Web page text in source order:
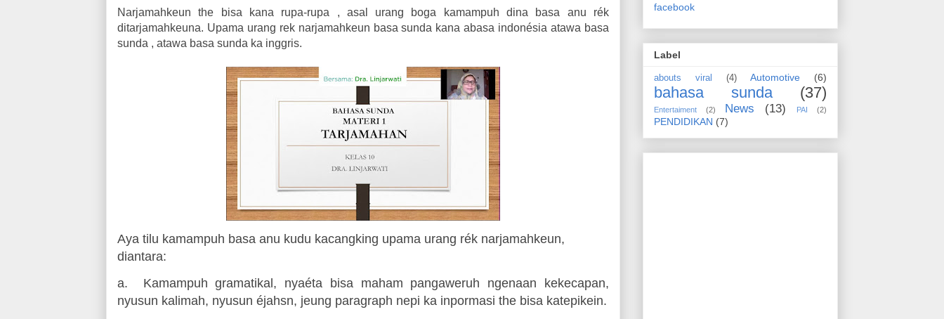
Narjamahkeun the bisa kana rupa-rupa , asal urang boga kamampuh dina basa anu rék
ditarjamahkeuna. Upama urang rek narjamahkeun basa sunda kana abasa indonésia atawa basa
sunda , atawa basa sunda ka inggris.
Aya tilu kamampuh basa anu kudu kacangking upama urang rék narjamahkeun,
diantara:
a. Kamampuh gramatikal, nyaéta bisa maham pangaweruh ngenaan kekecapan,
nyusun kalimah, nyusun éjahsn, jeung paragraph nepi ka inpormasi the bisa katepikein.
facebook
Label
abouts viral (4) Automotive (6)
bahasa sunda (37)
Entertaiment (2) News (13) PAI (2)
PENDIDIKAN (7)